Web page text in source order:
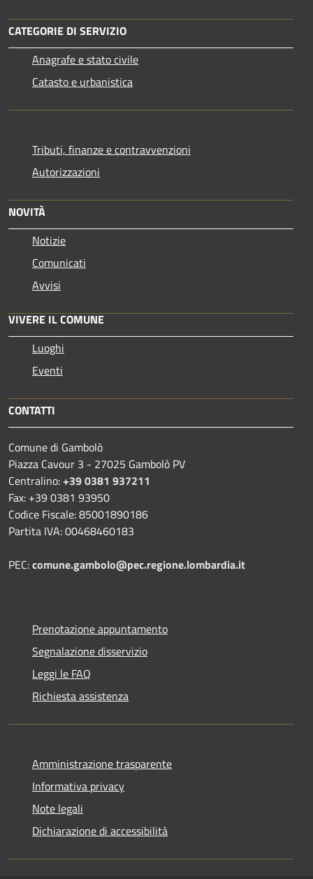
CATEGORIE DI SERVIZIO
Anagrafe e stato civile
Catasto e urbanistica
Tributi, finanze e contravvenzioni
Autorizzazioni
NOVITÀ
Notizie
Comunicati
Avvisi
VIVERE IL COMUNE
Luoghi
Eventi
CONTATTI
Comune di Gambolò
Piazza Cavour 3 - 27025 Gambolò PV
Centralino:+39 0381 937211
Fax: +39 0381 93950
Codice Fiscale: 85001890186
Partita IVA: 00468460183
PEC:comune.gambolo@pec.regione.lombardia.it
Prenotazione appuntamento
Segnalazione disservizio
Leggi le FAQ
Richiesta assistenza
Amministrazione trasparente
Informativa privacy
Note legali
Dichiarazione di accessibilità